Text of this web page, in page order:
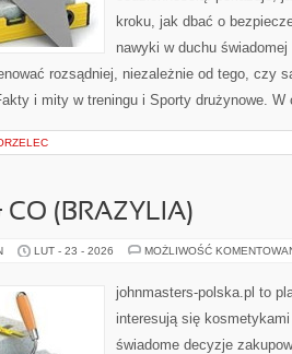
kroku, jak dbać o
nawyki w duchu
rozsądniej, niezależnie od tego, czy
i mity w treningu i Sporty drużynowe.
CO (BRAZYLIA)
LUT - 23 - 2026 MOŻLIWOŚĆ
johnmasters-polska.pl to
interesują się
świadome decyzje